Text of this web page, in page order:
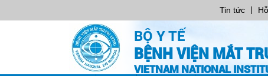
Tin tức |
BỘ Y TẾ
BỆNH VIỆN MẮT
VIETNAM NATIONAL